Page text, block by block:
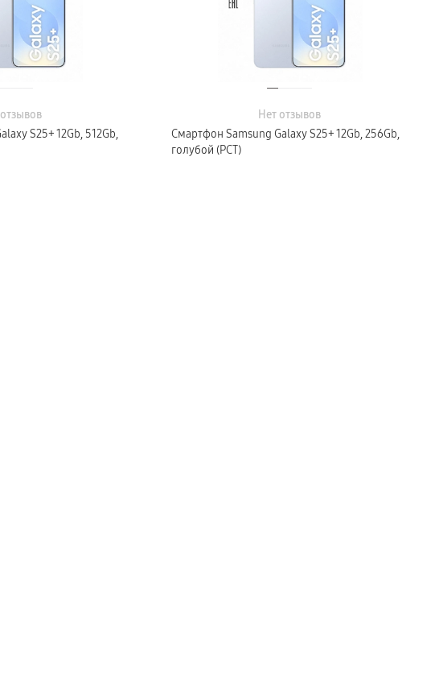
S25+ 12Gb, 512Gb,
Нет отзывов
Смартфон Samsung Galaxy S25+ 12Gb, 256Gb,
голубой (РСТ)